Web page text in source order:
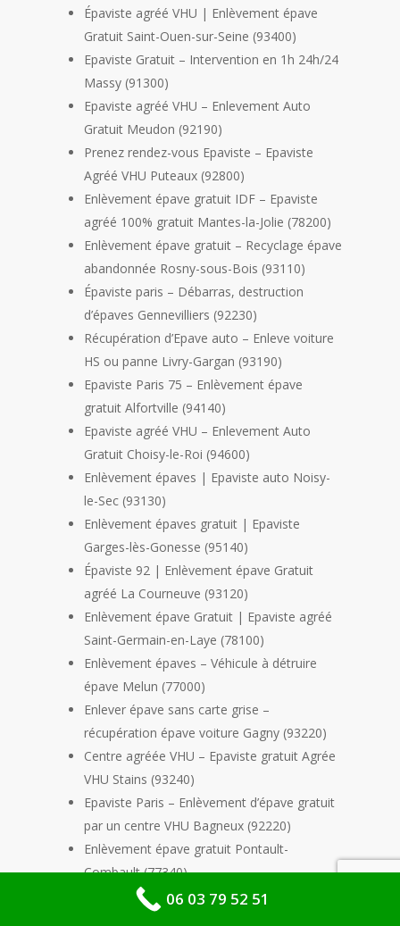
Épaviste agréé VHU | Enlèvement épave
Gratuit Saint-Ouen-sur-Seine (93400)
Epaviste Gratuit – Intervention en 1h 24h/24
Massy (91300)
Epaviste agréé VHU – Enlevement Auto
Gratuit Meudon (92190)
Prenez rendez-vous Epaviste – Epaviste
Agréé VHU Puteaux (92800)
Enlèvement épave gratuit IDF – Epaviste
agréé 100% gratuit Mantes-la-Jolie (78200)
Enlèvement épave gratuit – Recyclage épave
abandonnée Rosny-sous-Bois (93110)
Épaviste paris – Débarras, destruction
d’épaves Gennevilliers (92230)
Récupération d’Epave auto – Enleve voiture
HS ou panne Livry-Gargan (93190)
Epaviste Paris 75 – Enlèvement épave
gratuit Alfortville (94140)
Epaviste agréé VHU – Enlevement Auto
Gratuit Choisy-le-Roi (94600)
Enlèvement épaves | Epaviste auto Noisy-
le-Sec (93130)
Enlèvement épaves gratuit | Epaviste
Garges-lès-Gonesse (95140)
Épaviste 92 | Enlèvement épave Gratuit
agréé La Courneuve (93120)
Enlèvement épave Gratuit | Epaviste agréé
Saint-Germain-en-Laye (78100)
Enlèvement épaves – Véhicule à détruire
épave Melun (77000)
Enlever épave sans carte grise –
récupération épave voiture Gagny (93220)
Centre agréée VHU – Epaviste gratuit Agrée
VHU Stains (93240)
Epaviste Paris – Enlèvement d’épave gratuit
par un centre VHU Bagneux (92220)
Enlèvement épave gratuit Pontault-
Combault (77340)
06 03 79 52 51